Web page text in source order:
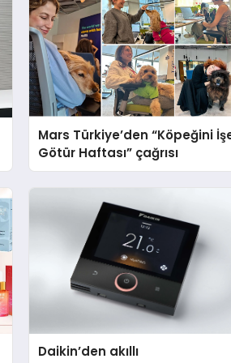
Mars Türkiye’den “Köpeğini
Götür Haftası” çağrısı
Daikin’den akıllı